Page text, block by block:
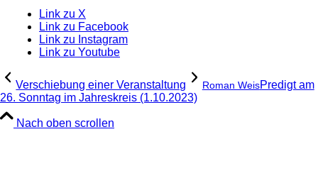
Link zu X
Link zu Facebook
Link zu Instagram
Link zu Youtube
Verschiebung einer Veranstaltung Roman WeisPredigt am
26. Sonntag im Jahreskreis (1.10.2023)
Nach oben scrollen